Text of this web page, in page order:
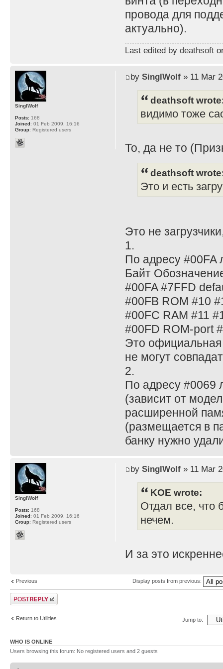
провода для
актуально).
Last edited by deathsoft
by SinglWolf» 11 Mar
deathsoft
видимо тоже
То, да не то
deathsoft
Это и есть
Это не
1.
По адресу #00FA
Байт
#00FA #7FFD
#00FB ROM #10
#00FC RAM #11
#00FD ROM-port
Это официальная
не могут
2.
По адресу #0069
(зависит от
расширенной
(размещается в
банку нужно
SinglWolf
Posts: 168
Joined: 01 Feb 2009, 16:16
Group: Registered users
by SinglWolf» 11 Mar
KOE wrote:
Отдал все, что
нечем.
И за это
SinglWolf
Posts: 168
Joined: 01 Feb 2009, 16:16
Group: Registered users
Previous Display posts from previous:
Post a reply
Return to Utilities Jump to:
WHO IS ONLINE
Users browsing this forum: No registered users and 2 guests